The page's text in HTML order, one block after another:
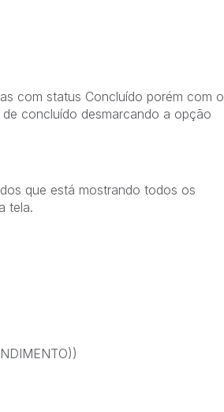
com status Concluído porém com o
concluído desmarcando a opção
que está mostrando todos os
tela.